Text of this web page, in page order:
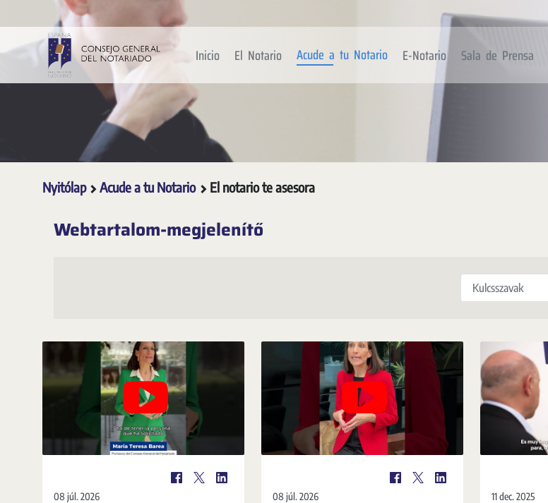
Ugrás a fő tartalomhoz
Inicio El Notario Acude a tu Notario E-Notario Sala de Prensa
Nyitólap Acude a tu Notario El notario te asesora
Webtartalom-megjelenítő
Kulcsszavak
08 júl. 2026
08 júl. 2026
11 dec. 2025